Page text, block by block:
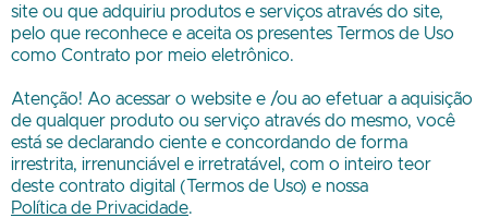
site ou que adquiriu produtos e serviços através do site,
pelo que reconhece e aceita os presentes Termos de Uso
como Contrato por meio eletrônico.
Atenção! Ao acessar o website e /ou ao efetuar a aquisição
de qualquer produto ou serviço através do mesmo, você
está se declarando ciente e concordando de forma
irrestrita, irrenunciável e irretratável, com o inteiro teor
deste contrato digital (Termos de Uso) e nossa
Política de Privacidade.